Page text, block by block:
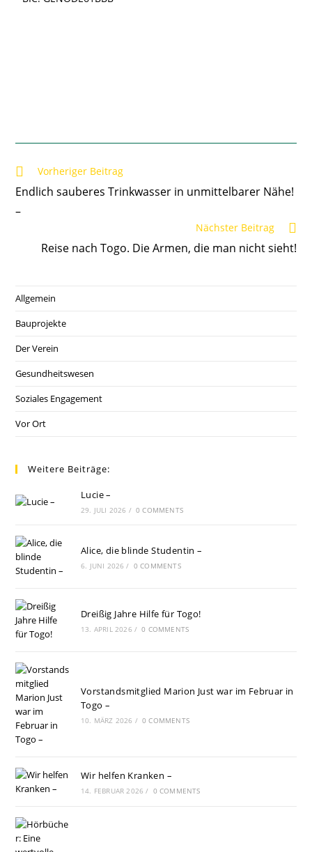
Vorheriger Beitrag
Endlich sauberes Trinkwasser in unmittelbarer Nähe!
–
Nächster Beitrag
Reise nach Togo. Die Armen, die man nicht sieht!
Allgemein
Bauprojekte
Der Verein
Gesundheitswesen
Soziales Engagement
Vor Ort
Weitere Beiträge:
Lucie –
29. JULI 2026 / 0 COMMENTS
Alice, die blinde Studentin –
6. JUNI 2026 / 0 COMMENTS
Dreißig Jahre Hilfe für Togo!
13. APRIL 2026 / 0 COMMENTS
Vorstandsmitglied Marion Just war im Februar in
Togo –
10. MÄRZ 2026 / 0 COMMENTS
Wir helfen Kranken –
14. FEBRUAR 2026 / 0 COMMENTS